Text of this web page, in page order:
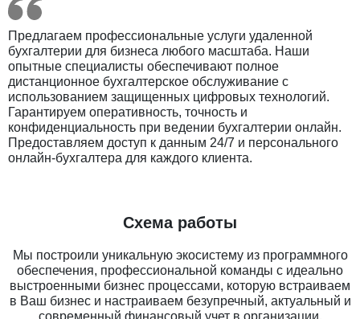
Предлагаем профессиональные услуги удаленной
бухгалтерии для бизнеса любого масштаба. Наши
опытные специалисты обеспечивают полное
дистанционное бухгалтерское обслуживание с
использованием защищенных цифровых технологий.
Гарантируем оперативность, точность и
конфиденциальность при ведении бухгалтерии онлайн.
Предоставляем доступ к данным 24/7 и персонального
онлайн-бухгалтера для каждого клиента.
Схема работы
Мы построили уникальную экосистему из программного
обеспечения, профессиональной команды с идеально
выстроенными бизнес процессами, которую встраиваем
в Ваш бизнес и настраиваем безупречный, актуальный и
современный финансовый учет в организации.